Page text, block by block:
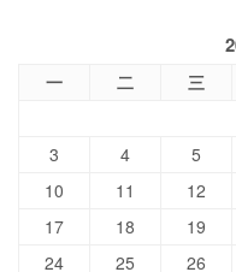
一 二 三
3
4 5
10
11 12
17
18 19
24
25 26